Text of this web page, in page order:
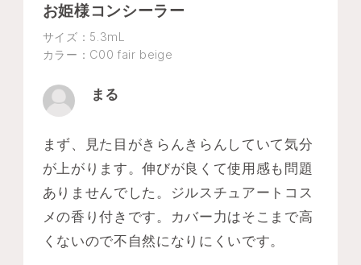
お姫様コンシーラー
サイズ：5.3mL
カラー：C00 fair beige
まる
まず、見た目がきらんきらんしていて気分
が上がります。伸びが良くて使用感も問題
ありませんでした。ジルスチュアートコス
メの香り付きです。カバー力はそこまで高
くないので不自然になりにくいです。